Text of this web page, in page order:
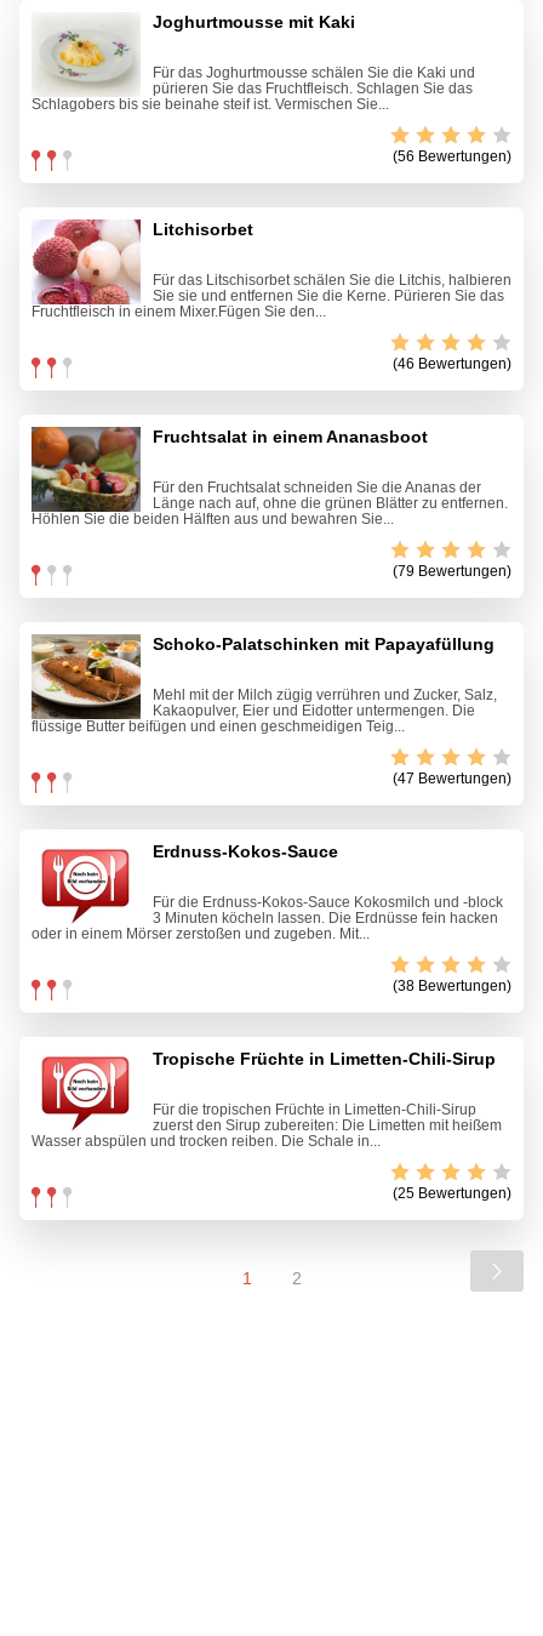
Joghurtmousse mit Kaki
Für das Joghurtmousse schälen Sie die Kaki und
pürieren Sie das Fruchtfleisch. Schlagen Sie das
Schlagobers bis sie beinahe steif ist. Vermischen Sie...
(56 Bewertungen)
Litchisorbet
Für das Litschisorbet schälen Sie die Litchis, halbieren
Sie sie und entfernen Sie die Kerne. Pürieren Sie das
Fruchtfleisch in einem Mixer.Fügen Sie den...
(46 Bewertungen)
Fruchtsalat in einem Ananasboot
Für den Fruchtsalat schneiden Sie die Ananas der
Länge nach auf, ohne die grünen Blätter zu entfernen.
Höhlen Sie die beiden Hälften aus und bewahren Sie...
(79 Bewertungen)
Schoko-Palatschinken mit Papayafüllung
Mehl mit der Milch zügig verrühren und Zucker, Salz,
Kakaopulver, Eier und Eidotter untermengen. Die
flüssige Butter beifügen und einen geschmeidigen Teig...
(47 Bewertungen)
Erdnuss-Kokos-Sauce
Für die Erdnuss-Kokos-Sauce Kokosmilch und -block
3 Minuten köcheln lassen. Die Erdnüsse fein hacken
oder in einem Mörser zerstoßen und zugeben. Mit...
(38 Bewertungen)
Tropische Früchte in Limetten-Chili-Sirup
Für die tropischen Früchte in Limetten-Chili-Sirup
zuerst den Sirup zubereiten: Die Limetten mit heißem
Wasser abspülen und trocken reiben. Die Schale in...
(25 Bewertungen)
1 2